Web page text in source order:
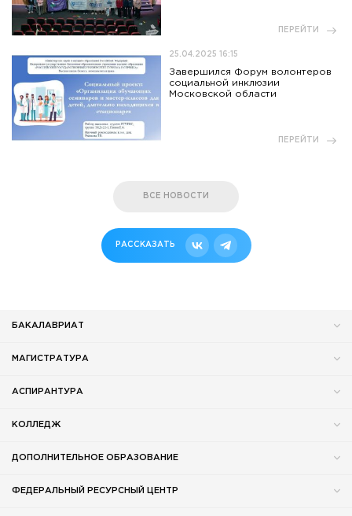
ПЕРЕЙТИ
25.04.2025 16:15
Завершился Форум волонтеров
социальной инклюзии
Московской области
ПЕРЕЙТИ
ВСЕ НОВОСТИ
РАССКАЗАТЬ
БАКАЛАВРИАТ
МАГИСТРАТУРА
АСПИРАНТУРА
КОЛЛЕДЖ
ДОПОЛНИТЕЛЬНОЕ ОБРАЗОВАНИЕ
ФЕДЕРАЛЬНЫЙ РЕСУРСНЫЙ ЦЕНТР